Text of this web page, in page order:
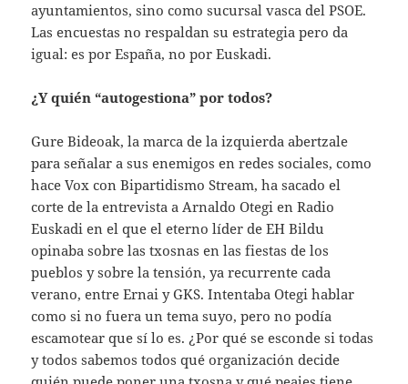
ayuntamientos, sino como sucursal vasca del PSOE.
Las encuestas no respaldan su estrategia pero da
igual: es por España, no por Euskadi.
¿Y quién “autogestiona” por todos?
Gure Bideoak, la marca de la izquierda abertzale
para señalar a sus enemigos en redes sociales, como
hace Vox con Bipartidismo Stream, ha sacado el
corte de la entrevista a Arnaldo Otegi en Radio
Euskadi en el que el eterno líder de EH Bildu
opinaba sobre las txosnas en las fiestas de los
pueblos y sobre la tensión, ya recurrente cada
verano, entre Ernai y GKS. Intentaba Otegi hablar
como si no fuera un tema suyo, pero no podía
escamotear que sí lo es. ¿Por qué se esconde si todas
y todos sabemos todos qué organización decide